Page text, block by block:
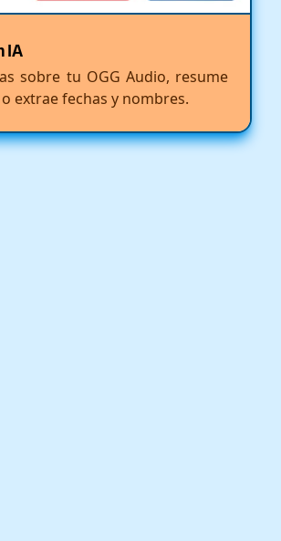
IA
sobre tu OGG Audio, resume
extrae fechas y nombres.